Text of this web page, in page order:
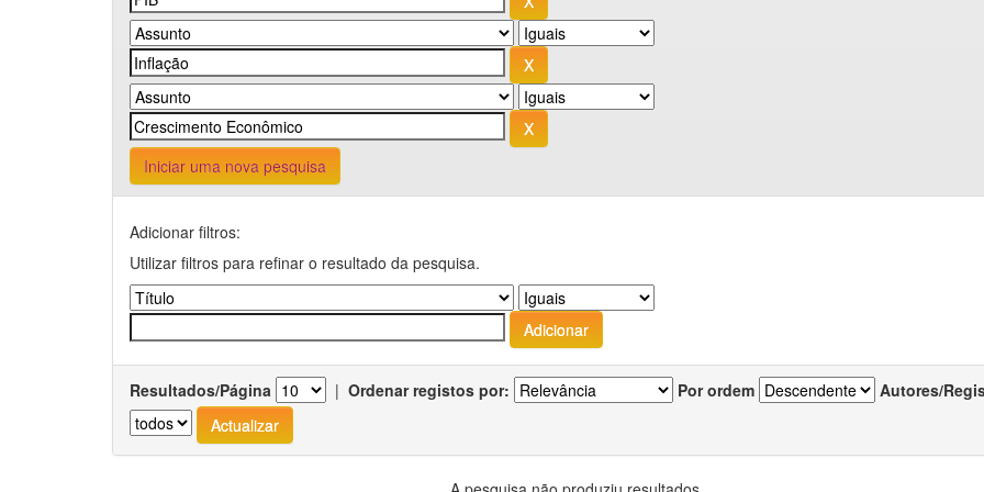
Iniciar uma nova pesquisa
Adicionar filtros:
Utilizar filtros para refinar o resultado da pesquisa.
Resultados/Página | Ordenar registos por: Por ordem Autores/